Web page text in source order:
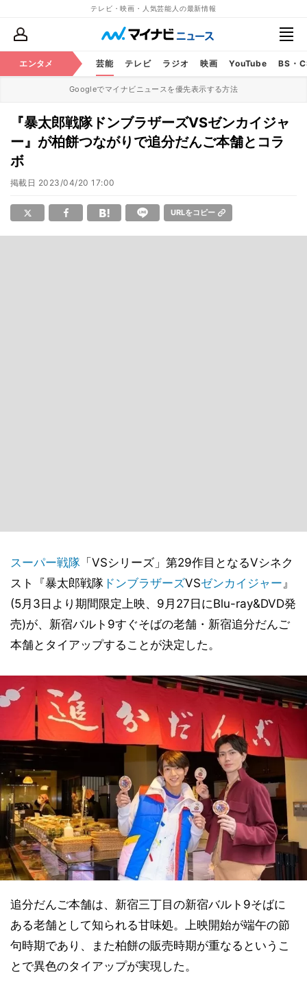
テレビ・映画・人気芸能人の最新情報
エンタメ 芸能 テレビ ラジオ 映画 YouTube BS・
Googleでマイナビニュースを優先表示する方法
『暴太郎戦隊ドンブラザーズVSゼンカイジャ
ー』が柏餅つながりで追分だんご本舗とコラ
ボ
掲載日 2023/04/20 17:00
URLをコピー
スーパー戦隊 「VSシリーズ」第29作目となるVシネク
スト『暴太郎戦隊 ドンブラザーズVSゼンカイジャー』
(5月3日より期間限定上映、9月27日にBlu-ray&DVD発
売)が、新宿バルト9すぐそばの老舗・新宿追分だんご
本舗とタイアップすることが決定した。
追分だんご本舗は、新宿三丁目の新宿バルト9そばに
ある老舗として知られる甘味処。上映開始が端午の節
句時期であり、また柏餅の販売時期が重なるというこ
とで異色のタイアップが実現した。